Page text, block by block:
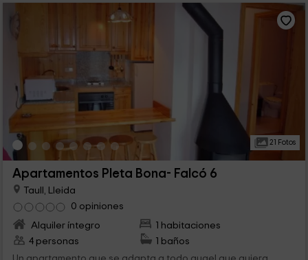
21 Fotos
Apartamentos Pleta Bona- Falcó 6
Taull, Lleida
0 opiniones
Alquiler íntegro
1 habitaciones
4 personas
1 baños